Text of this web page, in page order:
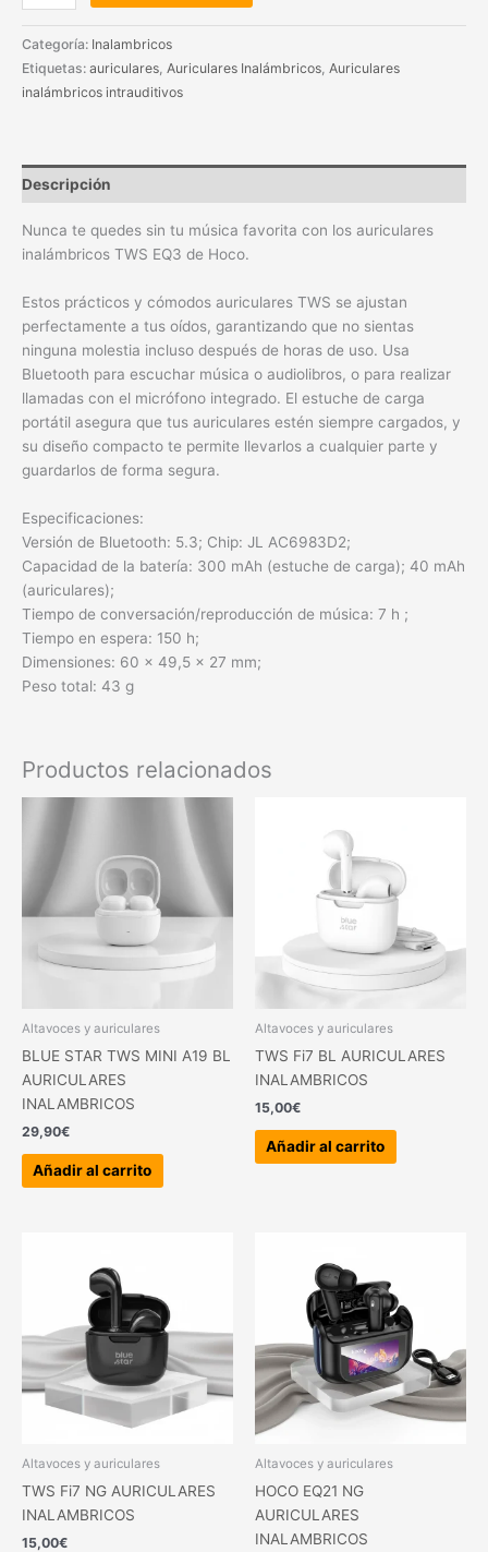
Categoría: Inalambricos
Etiquetas: auriculares, Auriculares Inalámbricos, Auriculares
inalámbricos intrauditivos
Descripción
Nunca te quedes sin tu música favorita con los auriculares
inalámbricos TWS EQ3 de Hoco.
Estos prácticos y cómodos auriculares TWS se ajustan
perfectamente a tus oídos, garantizando que no sientas
ninguna molestia incluso después de horas de uso. Usa
Bluetooth para escuchar música o audiolibros, o para realizar
llamadas con el micrófono integrado. El estuche de carga
portátil asegura que tus auriculares estén siempre cargados, y
su diseño compacto te permite llevarlos a cualquier parte y
guardarlos de forma segura.
Especificaciones:
Versión de Bluetooth: 5.3; Chip: JL AC6983D2;
Capacidad de la batería: 300 mAh (estuche de carga); 40 mAh
(auriculares);
Tiempo de conversación/reproducción de música: 7 h ;
Tiempo en espera: 150 h;
Dimensiones: 60 × 49,5 × 27 mm;
Peso total: 43 g
Productos relacionados
Altavoces y auriculares
BLUE STAR TWS MINI A19 BL
AURICULARES
INALAMBRICOS
29,90€
Añadir al carrito
Altavoces y auriculares
TWS Fi7 BL AURICULARES
INALAMBRICOS
15,00€
Añadir al carrito
Altavoces y auriculares
TWS Fi7 NG AURICULARES
INALAMBRICOS
15,00€
Altavoces y auriculares
HOCO EQ21 NG
AURICULARES
INALAMBRICOS